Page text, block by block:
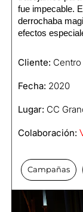
fue impecable.
derrochaba
efectos
Cliente:
Fecha: 2020
Lugar: CC
Colaboración:
Campañas